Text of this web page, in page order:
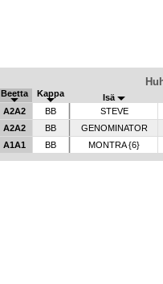
Beetta Kappa Isä
A2A2 BB STEVE
A2A2 BB GENOMINATOR
A1A1 BB MONTRA {6}